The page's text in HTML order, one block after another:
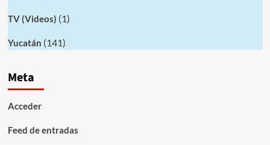
TV (Videos) (1)
Yucatán (141)
Meta
Acceder
Feed de entradas